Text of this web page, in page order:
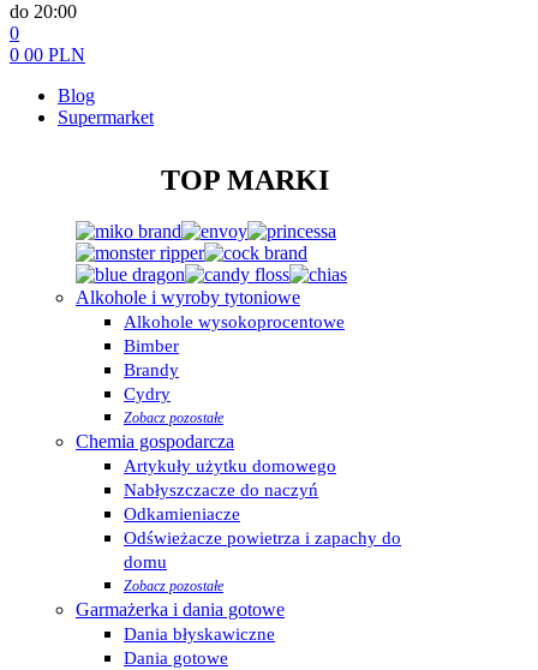
do 20:00
0
0 00 PLN
Blog
Supermarket
TOP MARKI
Alkohole i wyroby tytoniowe
Alkohole wysokoprocentowe
Bimber
Brandy
Cydry
Zobacz pozostałe
Chemia gospodarcza
Artykuły użytku domowego
Nabłyszczacze do naczyń
Odkamieniacze
Odświeżacze powietrza i zapachy do
domu
Zobacz pozostałe
Garmażerka i dania gotowe
Dania błyskawiczne
Dania gotowe